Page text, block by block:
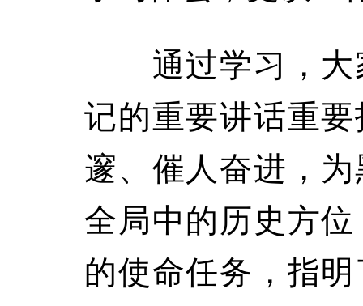
通过学习，大
记的重要讲话重
邃、催人奋进，
全局中的历史方
的使命任务，指